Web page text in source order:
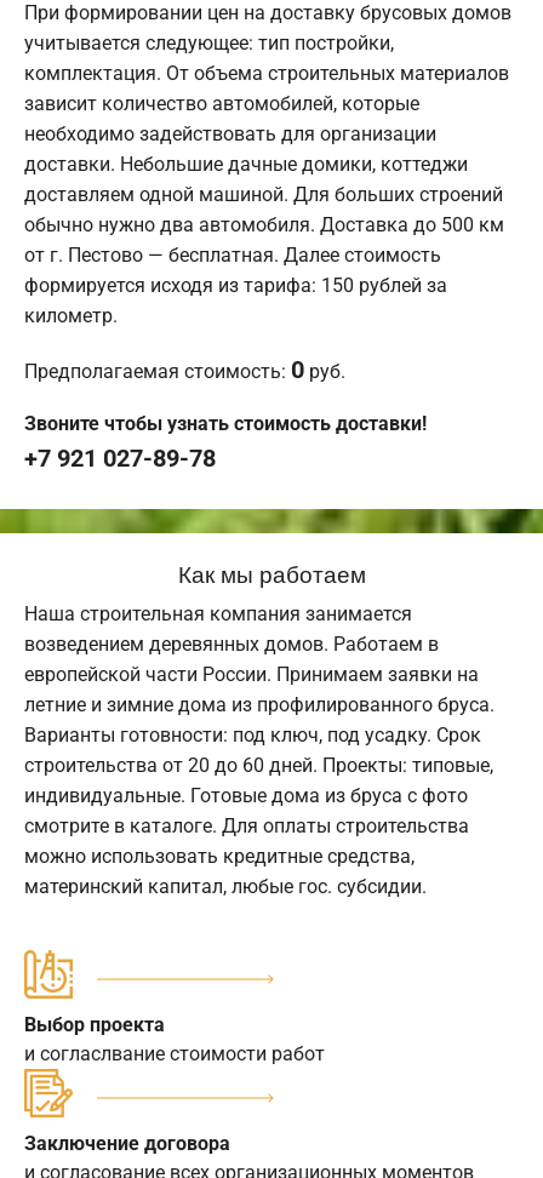
При формировании цен на доставку брусовых домов
учитывается следующее: тип постройки,
комплектация. От объема строительных материалов
зависит количество автомобилей, которые
необходимо задействовать для организации
доставки. Небольшие дачные домики, коттеджи
доставляем одной машиной. Для больших строений
обычно нужно два автомобиля. Доставка до 500 км
от г. Пестово — бесплатная. Далее стоимость
формируется исходя из тарифа: 150 рублей за
километр.
Предполагаемая стоимость: 0 руб.
Звоните чтобы узнать стоимость доставки!
+7 921 027-89-78
Как мы работаем
Наша строительная компания занимается
возведением деревянных домов. Работаем в
европейской части России. Принимаем заявки на
летние и зимние дома из профилированного бруса.
Варианты готовности: под ключ, под усадку. Срок
строительства от 20 до 60 дней. Проекты: типовые,
индивидуальные. Готовые дома из бруса с фото
смотрите в каталоге. Для оплаты строительства
можно использовать кредитные средства,
материнский капитал, любые гос. субсидии.
Выбор проекта
и согласлвание стоимости работ
Заключение договора
и согласование всех организационных моментов